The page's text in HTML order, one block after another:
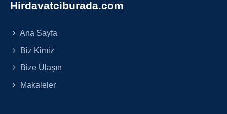
Hirdavatciburada.com
Ana Sayfa
Biz Kimiz
Bize Ulaşın
Makaleler